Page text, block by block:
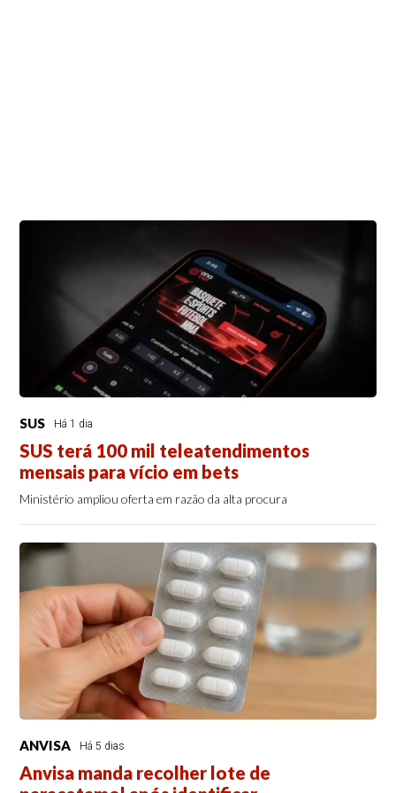
SUS Há 1 dia
SUS terá 100 mil teleatendimentos
mensais para vício em bets
Ministério ampliou oferta em razão da alta procura
ANVISA Há 5 dias
Anvisa manda recolher lote de